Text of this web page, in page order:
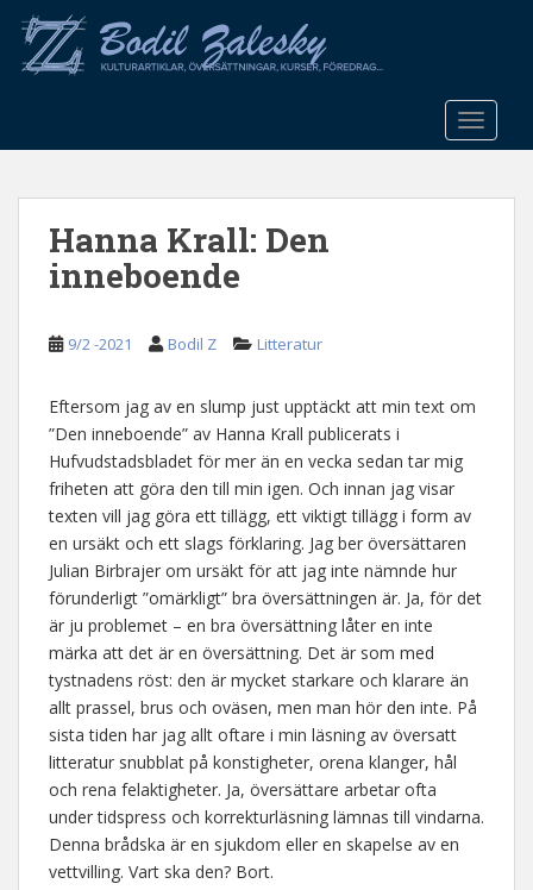
o
Hanna Krall: Den
inneboende
9/2 -2021 Bodil Z Litteratur
Eftersom jag av en slump just upptäckt att min text om
”Den inneboende” av Hanna Krall publicerats i
Hufvudstadsbladet för mer än en vecka sedan tar mig
friheten att göra den till min igen. Och innan jag visar
texten vill jag göra ett tillägg, ett viktigt tillägg i form av
en ursäkt och ett slags förklaring. Jag ber översättaren
Julian Birbrajer om ursäkt för att jag inte nämnde hur
förunderligt ”omärkligt” bra översättningen är. Ja, för det
är ju problemet – en bra översättning låter en inte
märka att det är en översättning. Det är som med
tystnadens röst: den är mycket starkare och klarare än
allt prassel, brus och oväsen, men man hör den inte. På
sista tiden har jag allt oftare i min läsning av översatt
litteratur snubblat på konstigheter, orena klanger, hål
och rena felaktigheter. Ja, översättare arbetar ofta
under tidspress och korrekturläsning lämnas till vindarna.
Denna brådska är en sjukdom eller en skapelse av en
vettvilling. Vart ska den? Bort.